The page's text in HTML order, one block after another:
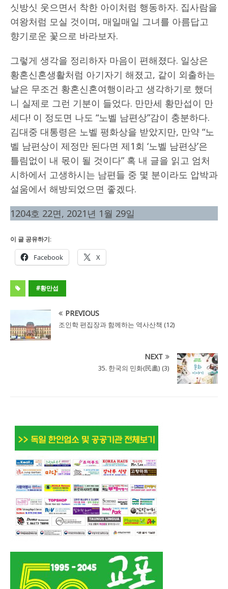
싯방싯 웃으면서 착한 아이처럼 행동하자. 집사람을
여왕처럼 모실 것이며, 매일매일 그녀를 아름답고
향기로운 꽃으로 바라보자.
그렇게 생각을 정리하자 마음이 편해졌다. 일상은
황혼신혼생활처럼 아기자기 해졌고, 같이 외출하는
날은 무조건 황혼신혼여행이라고 생각하기로 했더
니 실제로 그런 기분이 들었다. 만만세 황만섭이 만
세다! 이 정도면 나도 “노벨 남편상”감이 충분하다.
김대중 대통령은 노벨 평화상을 받았지만, 만약 “노
벨 남편상이 제정만 된다면 제1회 ‘노벨 남편상’은
틀림없이 내 몫이 될 것이다” 혹 내 글을 읽고 엄처
시하에서 고생하시는 남편들 중 몇 분이라도 압박과
설움에서 해방되었으면 좋겠다.
1204호 22면, 2021년 1월 29일
이 글 공유하기:
Facebook X
#황만섭
PREVIOUS
조인학 편집장과 함께하는 역사산책 (12)
NEXT
35. 한국의 민화(民畵) (3)